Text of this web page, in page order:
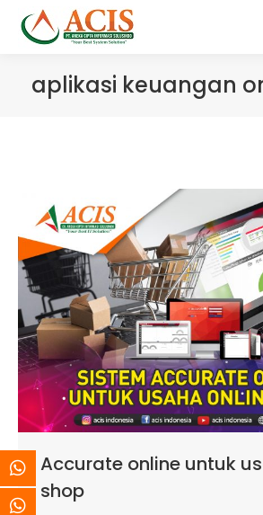
aplikasi keuangan
Accurate online untuk
shop